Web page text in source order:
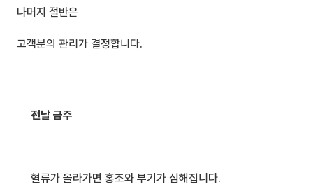
나머지 절반은
고객분의 관리가 결정합니다.
전날 금주
혈류가 올라가면 홍조와 부기가 심해집니다.